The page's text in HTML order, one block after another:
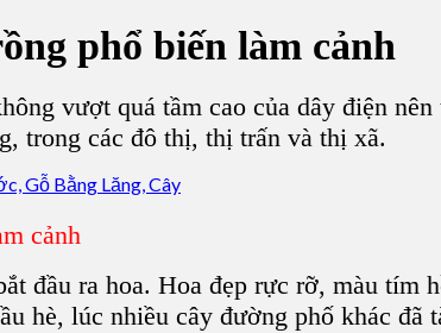
phổ biến làm cảnh
vượt quá tầm cao của dây điện
trong các đô thị, thị trấn và thị xã.
cảnh
đầu ra hoa. Hoa đẹp rực rỡ, màu tím
hè, lúc nhiều cây đường phố khác